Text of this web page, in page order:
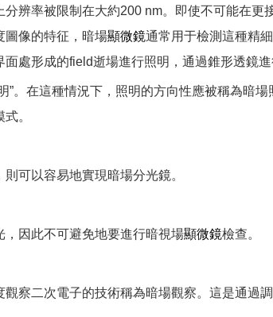
分辨率被限制在大約200 nm。即使不可能在
圖像的特征，暗場顯微鏡通常用于檢測這種精
處形成的field逝場進行照明，通過錐形透鏡進
”。在這種情況下，照明的方向性應被稱為暗
。
可以容易地實現暗場分光鏡。
因此不可避免地要進行暗視場顯微鏡檢查。
察二次電子的技術稱為暗場觀察。這是通過